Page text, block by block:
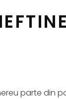
parte din